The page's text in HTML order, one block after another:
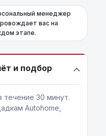
менеджер
вас на
этапе.
и подбор
30 минут.
Autohome,